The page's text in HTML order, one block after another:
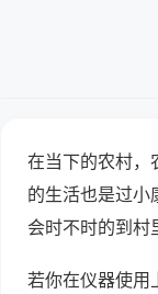
在当下的农村，
的生活也是过小
会时不时的到村
若你在仪器使用